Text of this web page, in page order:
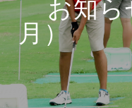
お知ら